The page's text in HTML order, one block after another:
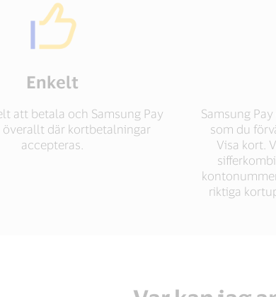
Enkelt
att betala och Samsung Pay
överallt där kortbetalningar
accepteras.
Samsung
som du
Visa kort.
riktiga